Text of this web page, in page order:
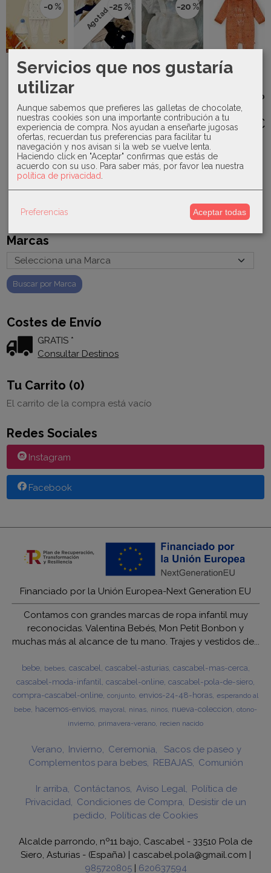
Marcas
Costes de Envío
GRATIS *
Consultar Destinos
Tu Carrito (0)
El carrito de la compra está vacío
Redes Sociales
Instagram
Facebook
-0 %
Mac Ilusion -
Traje 3
piezas...
33,50 €
33,50 €
Agotado-25 %
Sigar -
Chaquetón
59,93 €
79,90 €
-20 %
Sardón -
Conjunto
25,60 €
32,00 €
enterizo Lion
24200413
18,00 €
Financiado por la Unión Europea-Next Generation EU
Contamos con grandes marcas de ropa infantil muy
reconocidas. Valentina Bebés, Mon Petit Bonbon y
muchas más al alcance de tu mano. Trajes y vestidos de...
bebe bebes cascabel cascabel-asturias cascabel-mas-cerca
cascabel-moda-infantil cascabel-online cascabel-pola-de-siero
compra-cascabel-online conjunto envios-24-48-horas esperando al
bebe hacemos-envios mayoral ninas ninos nueva-coleccion otono-
invierno primavera-verano recien nacido
Verano Invierno Ceremonia
Sacos de paseo y
Complementos para bebes
REBAJAS Comunión
Ir arriba Contáctanos Aviso Legal
Política de
Privacidad
Condiciones de Compra
Desistir de un
pedido
Políticas de Cookies
Alcalde parrondo, nº11 bajo, Cascabel - 33510 Pola de
Siero, Asturias - (España) | cascabel.pola@gmail.com |
985720805| 620637594
Servicios que nos gustaría
utilizar
Aunque sabemos que prefieres las galletas de chocolate,
nuestras cookies son una importante contribución a tu
experiencia de compra. Nos ayudan a enseñarte jugosas
ofertas, recuerdan tus preferencias para facilitar tu
navegación y nos avisan si la web se vuelve lenta.
Haciendo click en "Aceptar" confirmas que estás de
acuerdo con su uso.
Para saber más, por favor lea nuestra
política de privacidad
Preferencias Aceptar todas